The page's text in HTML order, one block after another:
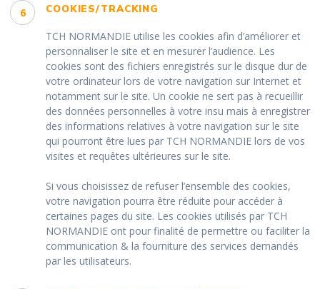
6 COOKIES/TRACKING
TCH NORMANDIE utilise les cookies afin d’améliorer et
personnaliser le site et en mesurer l’audience. Les
cookies sont des fichiers enregistrés sur le disque dur de
votre ordinateur lors de votre navigation sur Internet et
notamment sur le site. Un cookie ne sert pas à recueillir
des données personnelles à votre insu mais à enregistrer
des informations relatives à votre navigation sur le site
qui pourront être lues par TCH NORMANDIE lors de vos
visites et requêtes ultérieures sur le site.
Si vous choisissez de refuser l’ensemble des cookies,
votre navigation pourra être réduite pour accéder à
certaines pages du site. Les cookies utilisés par TCH
NORMANDIE ont pour finalité de permettre ou faciliter la
communication & la fourniture des services demandés
par les utilisateurs.